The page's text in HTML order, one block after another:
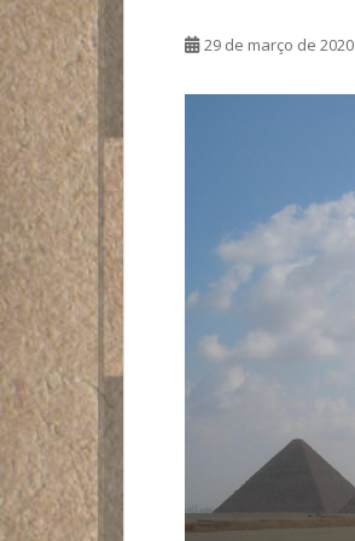
29 de março de 2020